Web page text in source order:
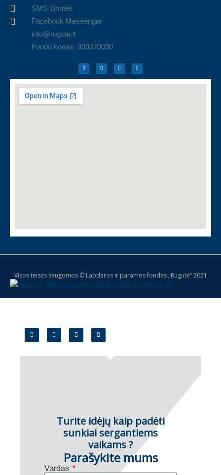
SMS žinutės
Facebook Messenger
info@rugute.lt
Fondo kodas: 300070090
Visos teisės saugomos © Labdaros ir paramos fondas „Rugutė“ 2021
Turite idėjų kaip padėti
sunkiai sergantiems
vaikams ?
Parašykite mums
Vardas